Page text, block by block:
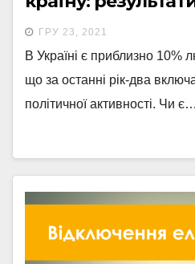
ГРУ 23, 2021
В Україні є приблизно 10%
що за останні рік-два
політичної активності. Чи є…